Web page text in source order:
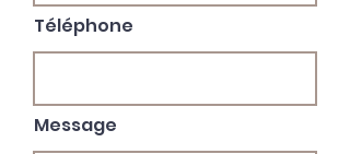
Téléphone
Message